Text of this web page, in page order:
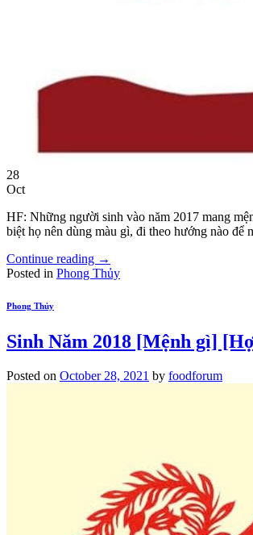
28
Oct
HF: Những người sinh vào năm 2017 mang
biệt họ nên dùng màu gì, đi theo hướng nào
Continue reading →
Posted in Phong Thủy
Phong Thủy
Sinh Năm 2018 [Mệnh gì]
Posted on October 28, 2021 by foodforum